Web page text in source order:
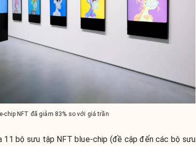
chip NFT đã giảm 83% so với giá trần
11 bộ sưu tập NFT blue-chip (đề cập đến các bộ sưu